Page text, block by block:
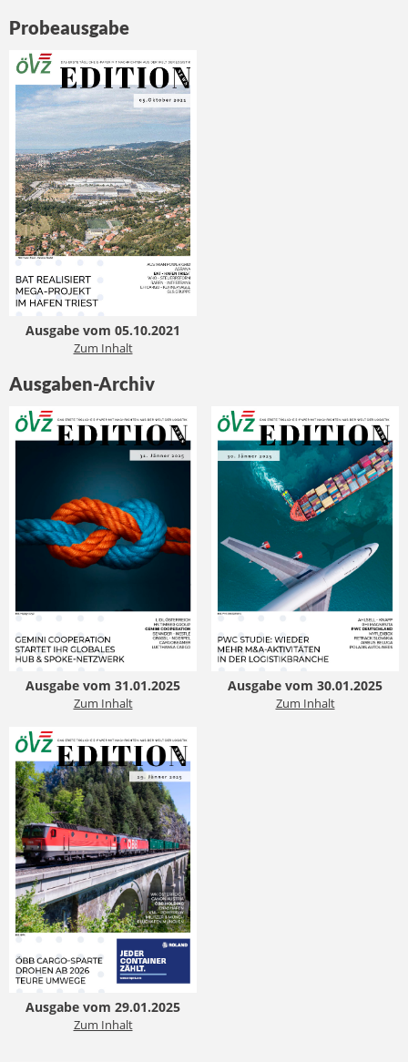
Probeausgabe
Ausgabe vom 05.10.2021
Zum Inhalt
Ausgaben-Archiv
Ausgabe vom 31.01.2025
Zum Inhalt
Ausgabe vom 30.01.2025
Zum Inhalt
Ausgabe vom 29.01.2025
Zum Inhalt